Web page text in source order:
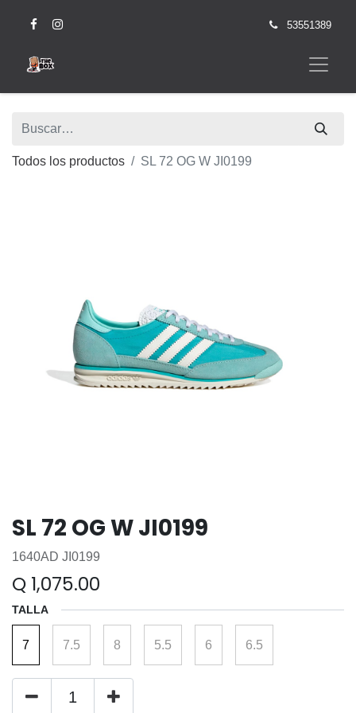
53551389
Todos los productos SL 72 OG W JI0199
SL 72 OG W JI0199
1640AD JI0199
Q 1,075.00
TALLA
7 7.5 8 5.5 6 6.5